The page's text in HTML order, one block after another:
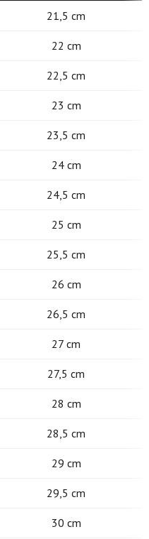
21,5 cm
22 cm
22,5 cm
23 cm
23,5 cm
24 cm
24,5 cm
25 cm
25,5 cm
26 cm
26,5 cm
27 cm
27,5 cm
28 cm
28,5 cm
29 cm
29,5 cm
30 cm